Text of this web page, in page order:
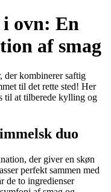
ovn: En
af smag
der kombinerer saftig
til det rette sted! Her
til at tilberede kylling og
duo
der giver en skøn
perfekt sammen med
de to ingredienser